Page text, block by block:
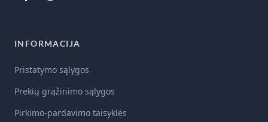
INFORMACIJA
Pristatymo sąlygos
Prekių grąžinimo sąlygos
Pirkimo-pardavimo taisyklės